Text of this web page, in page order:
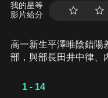
我的星等
影片給分
高一新生平澤唯陰錯陽
部，與部長田井中律、
二後，認真的新生中野
1 - 14